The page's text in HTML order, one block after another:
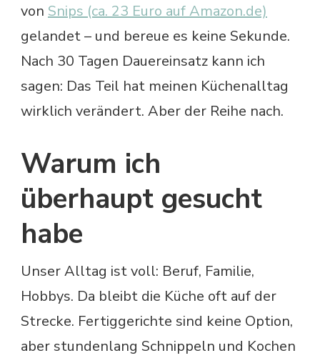
von Snips (ca. 23 Euro auf Amazon.de)
gelandet – und bereue es keine Sekunde.
Nach 30 Tagen Dauereinsatz kann ich
sagen: Das Teil hat meinen Küchenalltag
wirklich verändert. Aber der Reihe nach.
Warum ich
überhaupt gesucht
habe
Unser Alltag ist voll: Beruf, Familie,
Hobbys. Da bleibt die Küche oft auf der
Strecke. Fertiggerichte sind keine Option,
aber stundenlang Schnippeln und Kochen